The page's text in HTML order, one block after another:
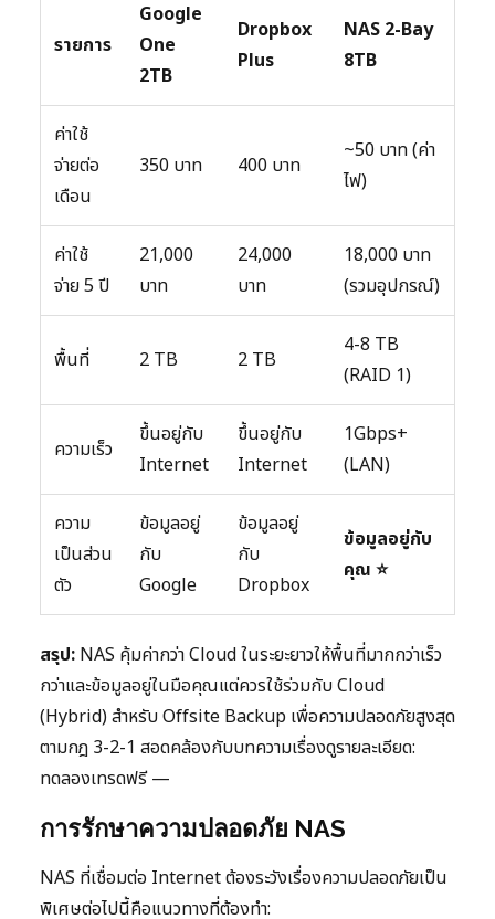
รายการ
Google
One
2TB
Dropbox
Plus
NAS 2-Bay
8TB
ค่าใช้
จ่ายต่อ
เดือน
350 บาท 400 บาท
~50 บาท (ค่า
ไฟ)
ค่าใช้
จ่าย 5 ปี
21,000
บาท
24,000
บาท
18,000 บาท
(รวมอุปกรณ์)
พื้นที่ 2 TB 2 TB
4-8 TB
(RAID 1)
ความเร็ว
ขึ้นอยู่กับ
Internet
ขึ้นอยู่กับ
Internet
1Gbps+
(LAN)
ความ
เป็นส่วน
ตัว
ข้อมูลอยู่
กับ
Google
ข้อมูลอยู่
กับ
Dropbox
ข้อมูลอยู่กับ
คุณ ⭐
สรุป: NAS คุ้มค่ากว่า Cloud ในระยะยาวให้พื้นที่มากกว่าเร็ว
กว่าและข้อมูลอยู่ในมือคุณแต่ควรใช้ร่วมกับ Cloud
(Hybrid) สำหรับ Offsite Backup เพื่อความปลอดภัยสูงสุด
ตามกฎ 3-2-1 สอดคล้องกับบทความเรื่องดูรายละเอียด:
ทดลองเทรดฟรี —
การรักษาความปลอดภัย NAS
NAS ที่เชื่อมต่อ Internet ต้องระวังเรื่องความปลอดภัยเป็น
พิเศษต่อไปนี้คือแนวทางที่ต้องทำ: